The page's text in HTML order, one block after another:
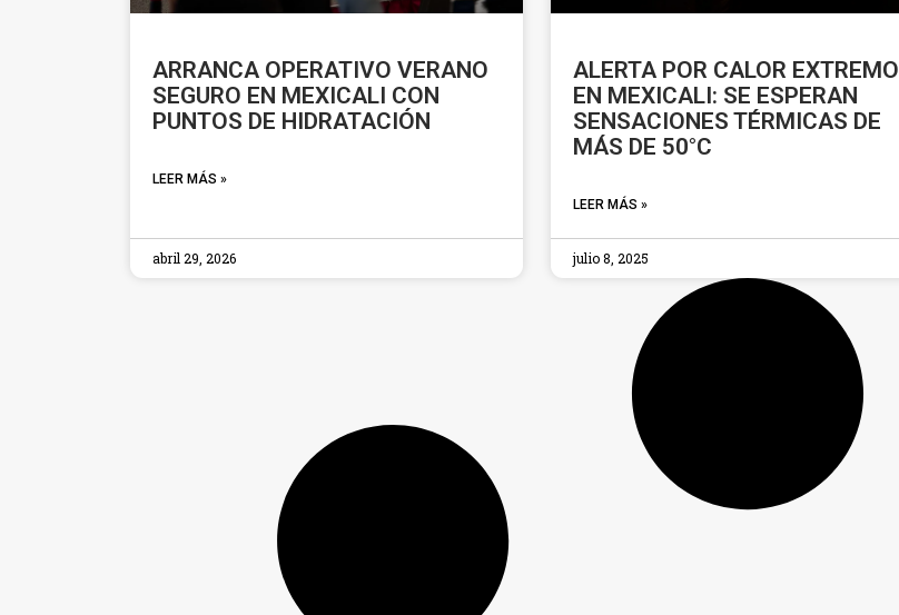
ARRANCA OPERATIVO VERANO
SEGURO EN MEXICALI CON
PUNTOS DE HIDRATACIÓN
LEER MÁS »
abril 29, 2026
ALERTA POR CALOR EXTREMO
EN MEXICALI: SE ESPERAN
SENSACIONES TÉRMICAS DE
MÁS DE 50°C
LEER MÁS »
julio 8, 2025